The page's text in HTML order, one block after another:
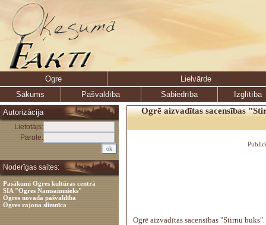
Ogre
Lielvārde
Sākums
Pašvaldība Sabiedrība
Izglītība
Autorizācija
Lietotājs:
Parole:
Noderīgas saites:
Pasākumi Ogres kultūras centrā
SIA "Ogres Namsaimnieks"
Ogres novada pašvaldība
Ogres rajona slimnīca
Ogrē aizvadītas sacensības
Ogrē aizvadītas sacensības "Stirnu buks".